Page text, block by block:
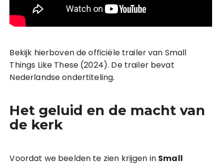
Bekijk hierboven de officiële trailer van Small
Things Like These (2024). De trailer bevat
Nederlandse ondertiteling.
Het geluid en de macht van
de kerk
Voordat we beelden te zien krijgen in Small